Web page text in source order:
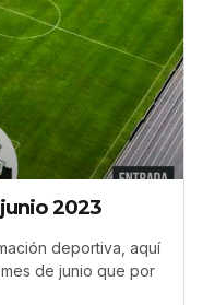
2023
deportiva, aquí
de junio que por